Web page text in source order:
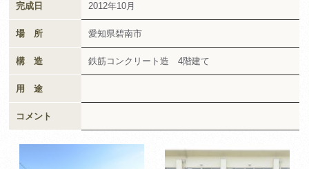
完成日 2012年10月
場 所 愛知県碧南市
構 造 鉄筋コンクリート造 4階建て
用 途
コメント